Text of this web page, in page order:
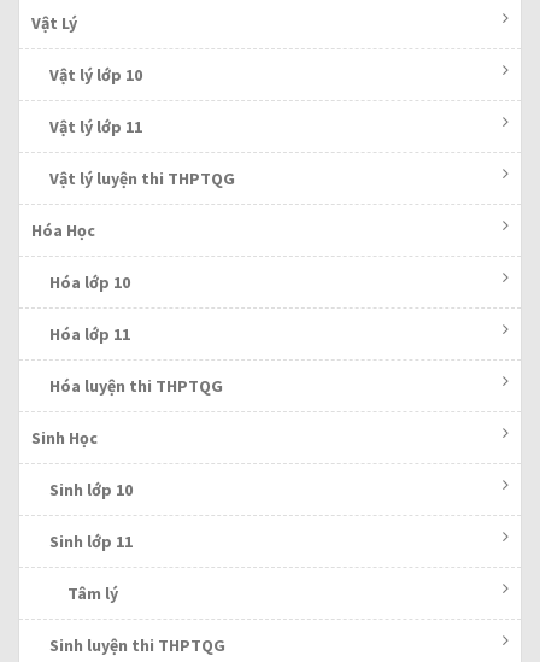
Vật Lý
Vật lý lớp 10
Vật lý lớp 11
Vật lý luyện thi THPTQG
Hóa Học
Hóa lớp 10
Hóa lớp 11
Hóa luyện thi THPTQG
Sinh Học
Sinh lớp 10
Sinh lớp 11
Tâm lý
Sinh luyện thi THPTQG